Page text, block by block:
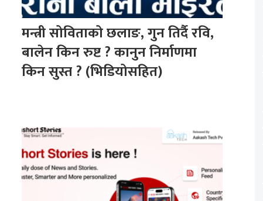
मन्त्री सोविताको छलाङ, गुन तिर्दै रवि,
बालेन किन रुष्ट ? कानुन निर्माणमा
किन सुस्त ? (भिडियोसहित)